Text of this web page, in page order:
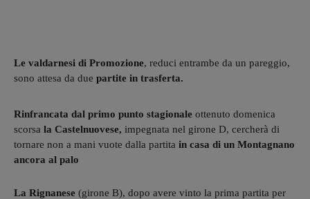
Le valdarnesi di Promozione, reduci entrambe da un pareggio,
sono attesa da due partite in trasferta.
Rinfrancata dal primo punto stagionale ottenuto domenica
scorsa la Castelnuovese, impegnata nel girone D, cercherà di
tornare non a mani vuote dalla partita in casa di un Montagnano
ancora al palo
La Rignanese (girone B), dopo avere vinto la prima partita per